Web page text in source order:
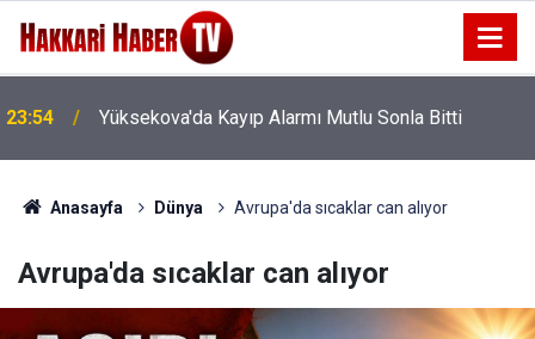
23:54 Yüksekova'da Kayıp Alarmı Mutlu Sonla Bitti
Anasayfa Dünya Avrupa'da sıcaklar can alıyor
Avrupa'da sıcaklar can alıyor